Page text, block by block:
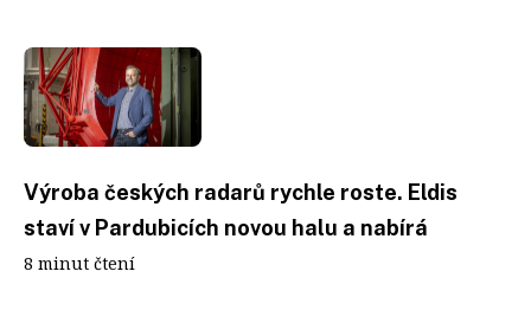
Výroba českých radarů rychle roste. Eldis
staví v Pardubicích novou halu a nabírá
8 minut čtení